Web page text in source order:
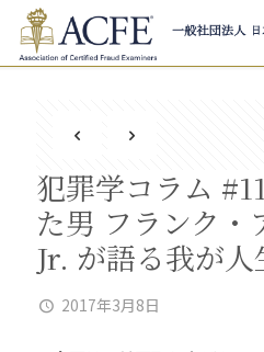
犯罪学コラム
た男 フランク・
Jr. が語る我が人
2017年3月8日